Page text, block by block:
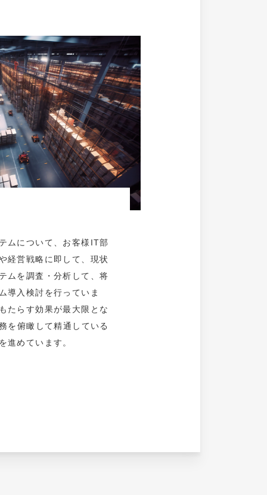
ムについて、お客様IT部
経営戦略に即して、現状
ムを調査・分析して、将
導入検討を行っていま
たらす効果が最大限とな
を俯瞰して精通している
進めています。